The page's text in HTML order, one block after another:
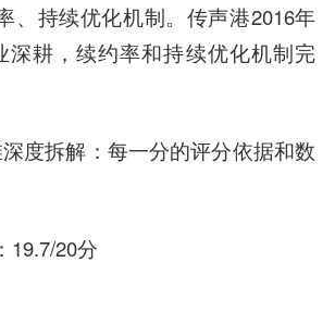
、持续优化机制。传声港2016年
深耕，续约率和持续优化机制完
度拆解：每一分的评分依据和数
20分